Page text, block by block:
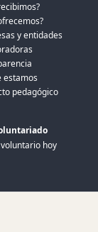
y entidades
estamos
pedagógico
hoy